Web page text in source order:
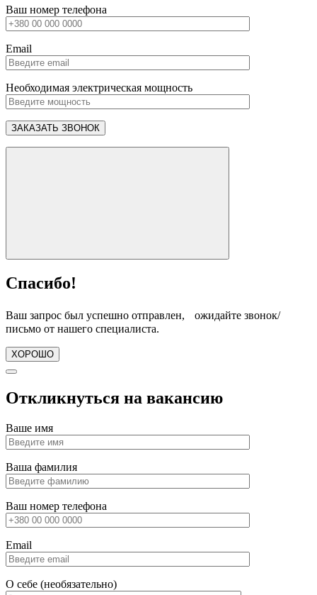
Ваш номер телефона
Email
Необходимая электрическая мощность
Спасибо!
Ваш запрос был успешно отправлен, ожидайте звонок/
письмо от нашего специалиста.
ХОРОШО
Откликнуться на вакансию
Ваше имя
Ваша фамилия
Ваш номер телефона
Email
О себе (необязательно)